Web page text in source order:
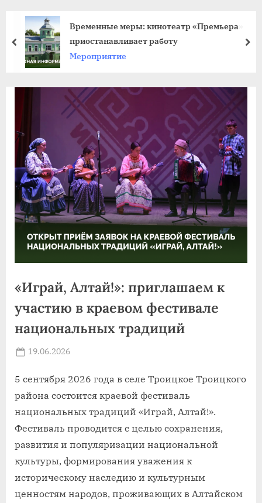
факс:
+7
39
59
Временные меры: кинотеатр «Премьера»
приостанавливает работу
Мероприятие
пред
«Играй, Алтай!»: приглашаем к
участию в краевом фестивале
национальных традиций
Posted
19.06.2026
5 сентября 2026 года в селе Троицкое Троицкого
района состоится краевой фестиваль
национальных традиций «Играй, Алтай!».
Фестиваль проводится с целью сохранения,
развития и популяризации национальной
культуры, формирования уважения к
историческому наследию и культурным
ценностям народов, проживающих в Алтайском